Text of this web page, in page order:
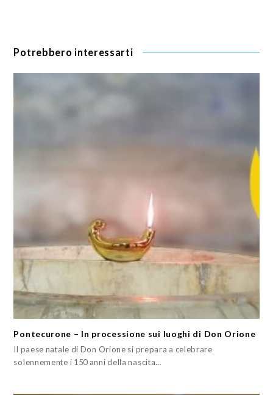
Potrebbero interessarti
Pontecurone – In processione sui luoghi di Don Orione
Il paese natale di Don Orione si prepara a celebrare
solennemente i 150 anni della nascita…